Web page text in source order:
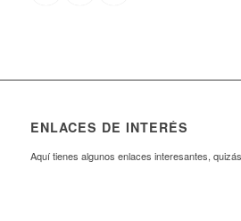
ENLACES DE INTERÉS
Aquí tienes algunos enlaces interesantes,